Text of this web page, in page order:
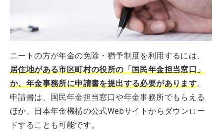
ニートの方が年金の免除・猶予制度を利用するには、
居住地がある市区町村の役所の「国民年金担当窓口」
か、年金事務所に申請書を提出する必要があります。
申請書は、国民年金担当窓口や年金事務所でもらえる
ほか、日本年金機構の公式Webサイトからダウンロー
ドすることも可能です。